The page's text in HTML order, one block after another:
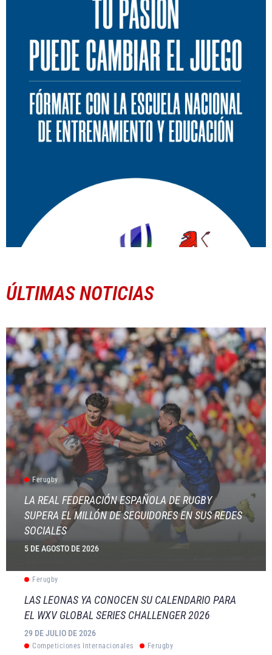
ÚLTIMAS NOTICIAS
Ferugby
LA REAL FEDERACIÓN ESPAÑOLA DE RUGBY
SUPERA EL MILLÓN DE SEGUIDORES EN SUS REDES
SOCIALES
5 DE AGOSTO DE 2026
Ferugby
LAS LEONAS YA CONOCEN SU CALENDARIO PARA
EL WXV GLOBAL SERIES CHALLENGER 2026
29 DE JULIO DE 2026
Competiciones Internacionales Ferugby